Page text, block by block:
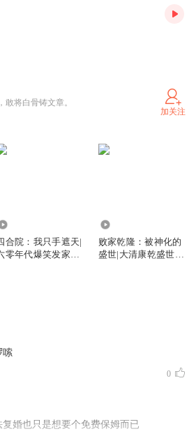
敢将白骨铸文章。
加关注
合院：我只手遮天|
零年代爆笑发家致
败家乾隆：被神化的
盛世|大清康乾盛世下
嗦
0
婚也只是想要个免费保姆而已